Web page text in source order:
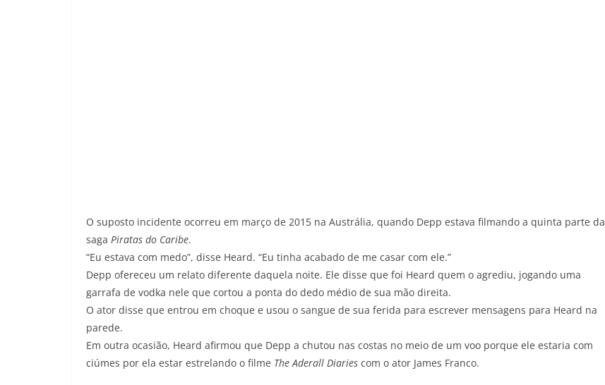
O suposto incidente ocorreu em março de 2015 na Austrália, quando Depp estava filmando a quinta parte da
saga Piratas do Caribe.
“Eu estava com medo”, disse Heard. “Eu tinha acabado de me casar com ele.”
Depp ofereceu um relato diferente daquela noite. Ele disse que foi Heard quem o agrediu, jogando uma
garrafa de vodka nele que cortou a ponta do dedo médio de sua mão direita.
O ator disse que entrou em choque e usou o sangue de sua ferida para escrever mensagens para Heard na
parede.
Em outra ocasião, Heard afirmou que Depp a chutou nas costas no meio de um voo porque ele estaria com
ciúmes por ela estar estrelando o filme The Aderall Diaries com o ator James Franco.